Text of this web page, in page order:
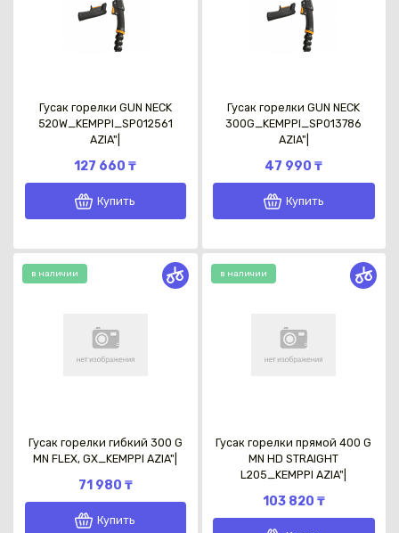
Гусак горелки GUN NECK
520W_KEMPPI_SP012561
AZIA"|
127 660 ₸
Купить
Гусак горелки GUN NECK
300G_KEMPPI_SP013786
AZIA"|
47 990 ₸
Купить
в наличии
Гусак горелки гибкий 300 G
MN FLEX, GX_KEMPPI AZIA"|
71 980 ₸
Купить
в наличии
Гусак горелки прямой 400 G
MN HD STRAIGHT
L205_KEMPPI AZIA"|
103 820 ₸